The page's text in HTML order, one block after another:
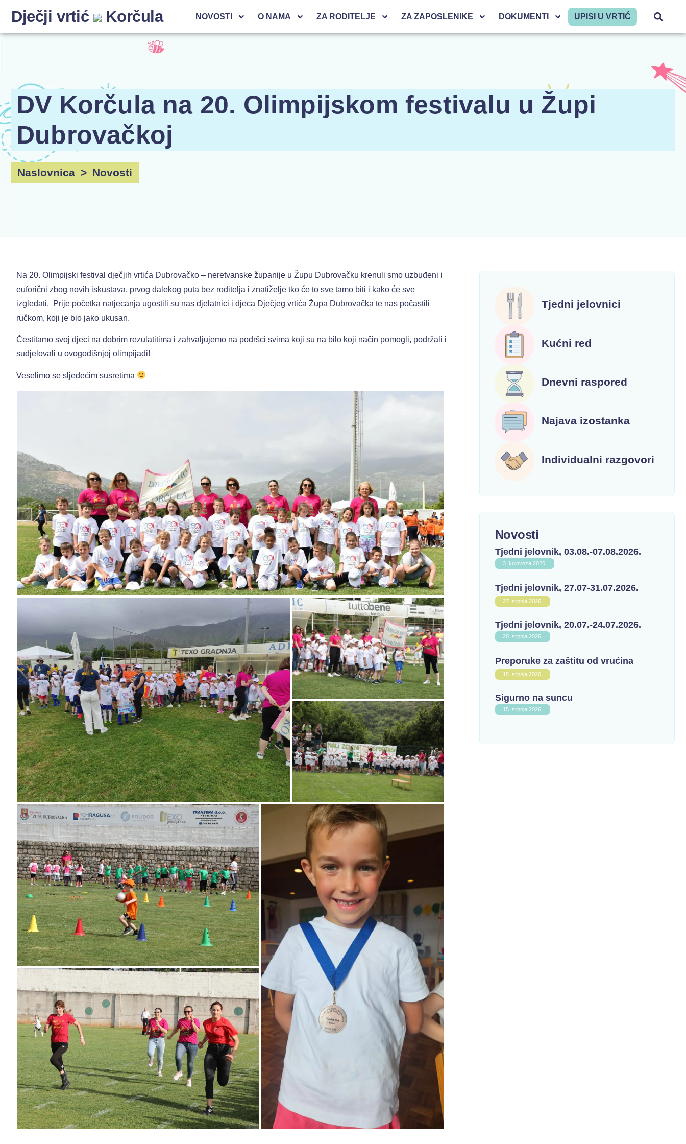
Dječji vrtić Korčula NOVOSTI O NAMA ZA RODITELJE ZA ZAPOSLENIKE DOKUMENTI UPISI U VRTIĆ
DV Korčula na 20. Olimpijskom festivalu u Župi
Dubrovačkoj
Naslovnica > Novosti
Na 20. Olimpijski festival dječjih vrtića Dubrovačko – neretvanske županije u Župu Dubrovačku krenuli smo uzbuđeni i
euforični zbog novih iskustava, prvog dalekog puta bez roditelja i znatiželje tko će to sve tamo biti i kako će sve
izgledati. Prije početka natjecanja ugostili su nas djelatnici i djeca Dječjeg vrtića Župa Dubrovačka te nas počastili
ručkom, koji je bio jako ukusan.
Čestitamo svoj djeci na dobrim rezulatitima i zahvaljujemo na podršci svima koji su na bilo koji način pomogli, podržali i
sudjelovali u ovogodišnjoj olimpijadi!
Veselimo se sljedećim susretima
Tjedni jelovnici
Kućni red
Dnevni raspored
Najava izostanka
Individualni razgovori
Novosti
Tjedni jelovnik, 03.08.-07.08.2026.
3. kolovoza 2026.
Tjedni jelovnik, 27.07-31.07.2026.
27. srpnja 2026.
Tjedni jelovnik, 20.07.-24.07.2026.
20. srpnja 2026.
Preporuke za zaštitu od vrućina
15. srpnja 2026.
Sigurno na suncu
15. srpnja 2026.